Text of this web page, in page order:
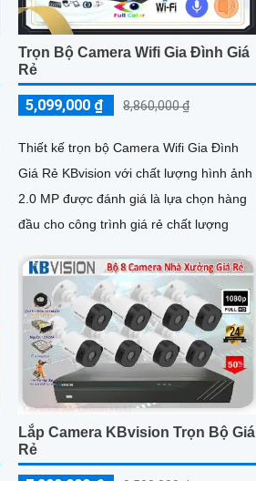
Trọn Bộ Camera Wifi Gia Đình Giá
Rẻ
5,099,000 ₫ 8,860,000 ₫
Thiết kế trọn bộ Camera Wifi Gia Đình
Giá Rẻ KBvision với chất lượng hình ảnh
2.0 MP được đánh giá là lựa chọn hàng
đầu cho công trình giá rẻ chất lượng
Lắp Camera KBvision Trọn Bộ Giá
Rẻ